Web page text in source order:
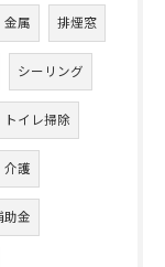
金属 排煙窓
シーリング
トイレ掃除
介護
助金